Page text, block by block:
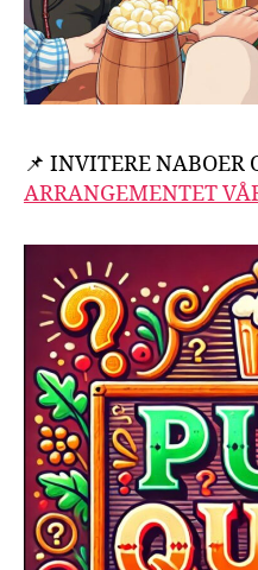
📌 INVITERE NABOER
ARRANGEMENTET